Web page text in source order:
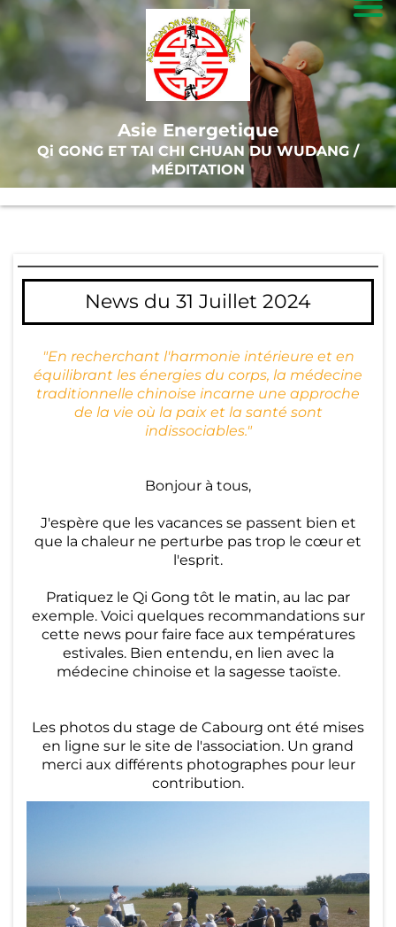
Asie Energetique
Qi GONG ET TAI CHI CHUAN DU WUDANG /
MÉDITATION
A
c
c
u
ei
ai
C
News du 31 Juillet 2024
"En recherchant l'harmonie intérieure et en
équilibrant les énergies du corps, la médecine
traditionnelle chinoise incarne une approche
de la vie où la paix et la santé sont
indissociables."
Bonjour à tous,
J'espère que les vacances se passent bien et
que la chaleur ne perturbe pas trop le cœur et
l'esprit.
Pratiquez le Qi Gong tôt le matin, au lac par
exemple. Voici quelques recommandations sur
cette news pour faire face aux températures
estivales. Bien entendu, en lien avec la
médecine chinoise et la sagesse taoïste.
Les photos du stage de Cabourg ont été mises
en ligne sur le site de l'association. Un grand
merci aux différents photographes pour leur
contribution.